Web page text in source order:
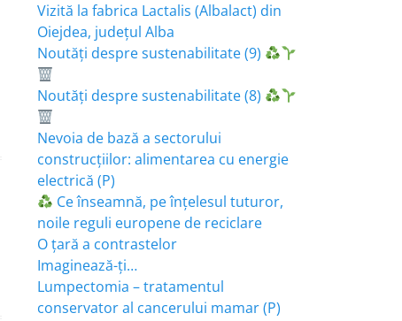
Vizită la fabrica Lactalis (Albalact) din
Oiejdea, județul Alba
Noutăți despre sustenabilitate (9)
Noutăți despre sustenabilitate (8)
Nevoia de bază a sectorului
construcțiilor: alimentarea cu energie
electrică (P)
Ce înseamnă, pe înțelesul tuturor,
noile reguli europene de reciclare
O țară a contrastelor
Imaginează-ți…
Lumpectomia – tratamentul
conservator al cancerului mamar (P)